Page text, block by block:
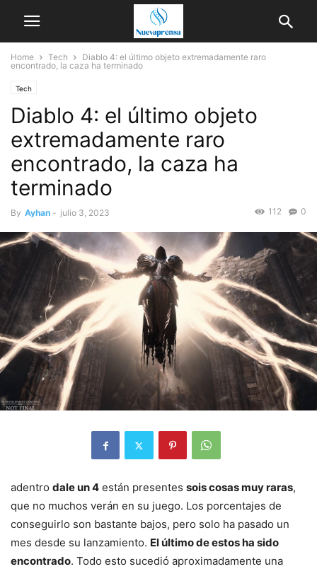
Home Tech
Diablo 4: el último objeto extremadamente raro
encontrado, la caza ha terminado
Tech
Diablo 4: el último objeto
extremadamente raro
encontrado, la caza ha
terminado
By Ayhan - julio 3, 2023 0
112
adentro dale un 4 están presentes sois cosas muy raras,
que no muchos verán en su juego. Los porcentajes de
conseguirlo son bastante bajos, pero solo ha pasado un
mes desde su lanzamiento. El último de estos ha sido
encontrado. Todo esto sucedió aproximadamente una